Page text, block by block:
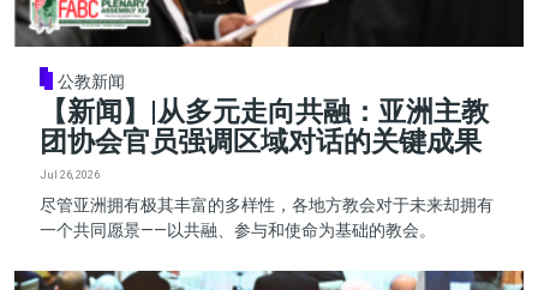
公教新闻
【新闻】|从多元走向共融：亚洲主教
团协会官员强调区域对话的关键成果
Jul 26, 2026
尽管亚洲拥有极其丰富的多样性，各地方教会对于未来却拥有
一个共同愿景——以共融、参与和使命为基础的教会。